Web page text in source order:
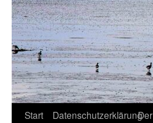
Start DatenschutzerklärungDer